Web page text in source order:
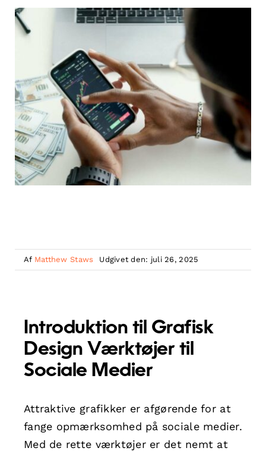
Af Matthew Staws Udgivet den: juli 26, 2025
Introduktion til Grafisk
Design Værktøjer til
Sociale Medier
Attraktive grafikker er afgørende for at
fange opmærksomhed på sociale medier.
Med de rette værktøjer er det nemt at